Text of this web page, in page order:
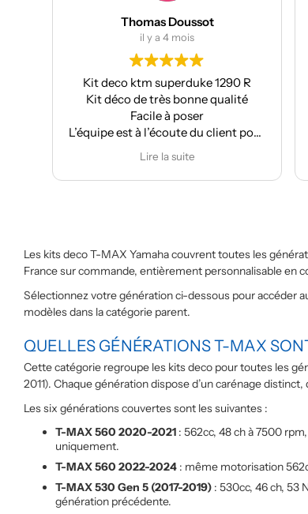
Thomas Doussot
il y a 4 mois
Kit deco ktm superduke 1290 R
Kit déco de très bonne qualité
Facile à poser
L’équipe est à l’écoute du client pour
effectuer des modifications
Lire la suite
Les kits deco T-MAX Yamaha couvrent toutes les
France sur commande, entièrement personnalisable en
Sélectionnez votre génération ci-dessous pour accéder
modèles dans la catégorie parent.
QUELLES GÉNÉRATIONS T-MAX
Cette catégorie regroupe les kits deco pour toutes les
2011). Chaque génération dispose d’un carénage
Les six générations couvertes sont les suivantes :
T-MAX 560 2020-2021 : 562cc, 48 ch à 7500
uniquement.
T-MAX 560 2022-2024 : même motorisation
T-MAX 530 Gen 5 (2017-2019) : 530cc, 46 ch, 53
génération précédente.